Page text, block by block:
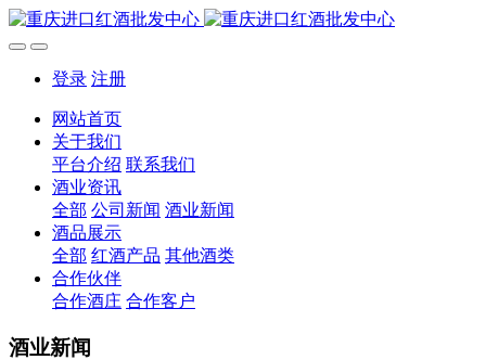
登录 注册
网站首页
关于我们
平台介绍 联系我们
酒业资讯
全部 公司新闻 酒业新闻
酒品展示
全部 红酒产品 其他酒类
合作伙伴
合作酒庄 合作客户
酒业新闻